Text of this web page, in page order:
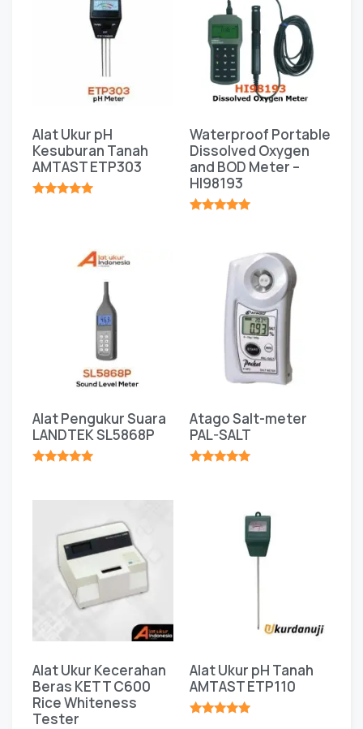
Alat Ukur pH
Kesuburan Tanah
AMTAST ETP303
Waterproof Portable
Dissolved Oxygen
and BOD Meter –
HI98193
Alat Pengukur Suara
LANDTEK SL5868P
Atago Salt-meter
PAL-SALT
Alat Ukur Kecerahan
Beras KETT C600
Rice Whiteness
Tester
Alat Ukur pH Tanah
AMTAST ETP110